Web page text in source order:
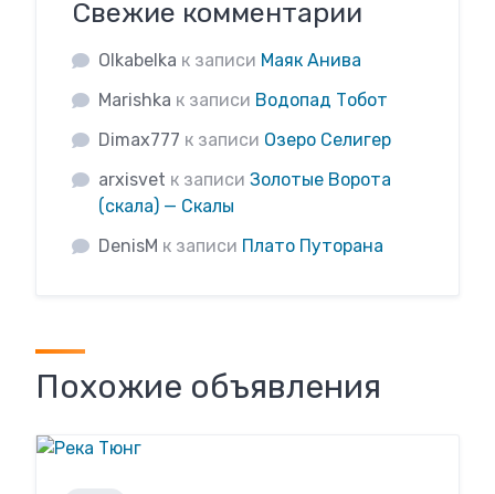
Свежие комментарии
Olkabelka к записи Маяк Анива
Marishka к записи Водопад Тобот
Dimax777 к записи Озеро Селигер
arxisvet к записи Золотые Ворота
(скала) — Скалы
DenisM к записи Плато Путорана
Похожие объявления